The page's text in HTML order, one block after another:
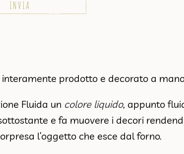
prodotto e decorato a
Fluida un colore liquido, appunto
e fa muovere i decori
l’oggetto che esce dal forno.